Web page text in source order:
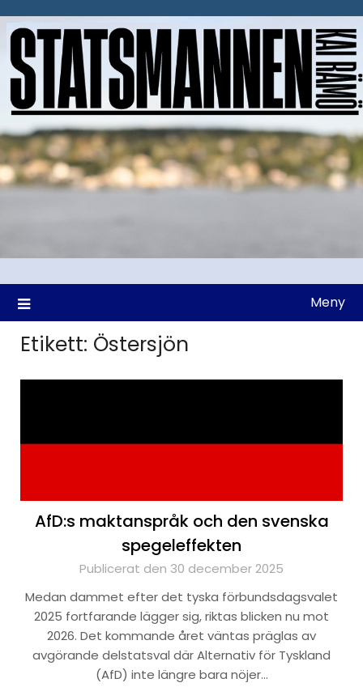
till
Meny
Etikett: Östersjön
AfD:s maktanspråk och den svenska
spegeleffekten
Publicerat den 30 december 2025
Medan dammet efter det tyska förbundsdagsvalet
2025 fortfarande lägger sig, riktas blicken nu mot
2026. Det kommande året väntas präglas av
avgörande delstatsval där Alternativ för Tyskland
(AfD) inte längre bara nöjer…